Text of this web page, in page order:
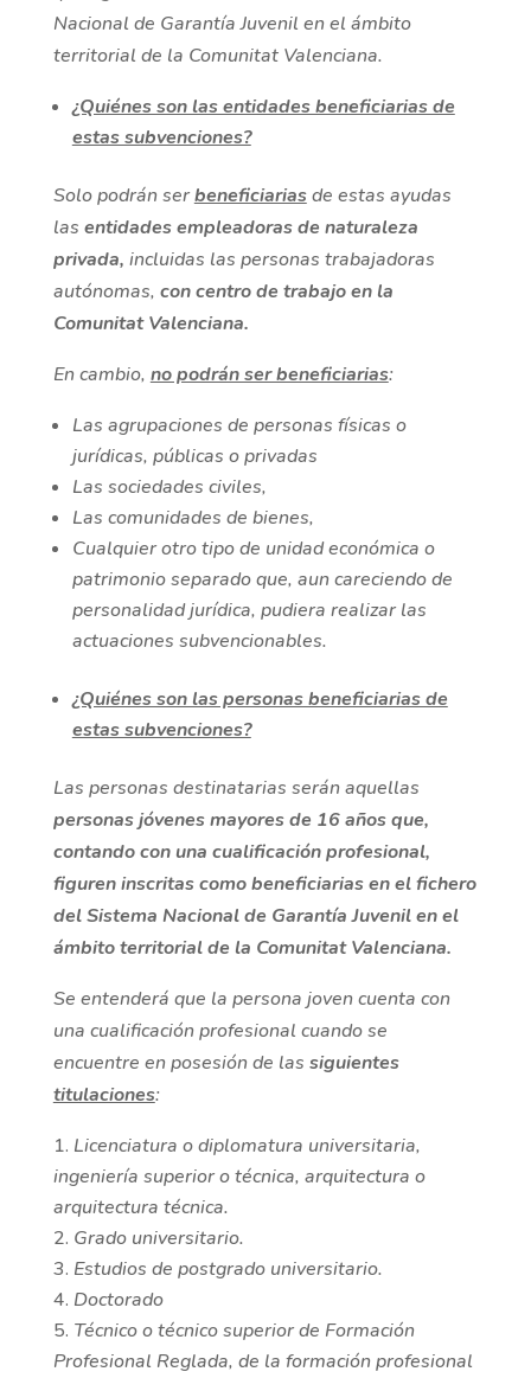
Nacional de Garantía Juvenil en el ámbito
territorial de la Comunitat Valenciana.
¿Quiénes son las entidades beneficiarias de
estas subvenciones?
Solo podrán serbeneficiariasde estas ayudas
las entidades empleadoras de naturaleza
privada, incluidas las personas trabajadoras
autónomas, con centro de trabajo en la
Comunitat Valenciana.
En cambio, no podrán ser beneficiarias:
Las agrupaciones de personas físicas o
jurídicas, públicas o privadas
Las sociedades civiles,
Las comunidades de bienes,
Cualquier otro tipo de unidad económica o
patrimonio separado que, aun careciendo de
personalidad jurídica, pudiera realizar las
actuaciones subvencionables.
¿Quiénes son las personas beneficiarias de
estas subvenciones?
Las personas destinatarias serán aquellas
personas jóvenes mayores de 16 años que,
contando con una cualificación profesional,
figuren inscritas como beneficiarias en el fichero
del Sistema Nacional de Garantía Juvenil en el
ámbito territorial de la Comunitat Valenciana.
Se entenderá que la persona joven cuenta con
una cualificación profesional cuando se
encuentre en posesión de las siguientes
titulaciones:
Licenciatura o diplomatura universitaria,
ingeniería superior o técnica, arquitectura o
arquitectura técnica.
Grado universitario.
Estudios de postgrado universitario.
Doctorado
Técnico o técnico superior de Formación
Profesional Reglada, de la formación profesional